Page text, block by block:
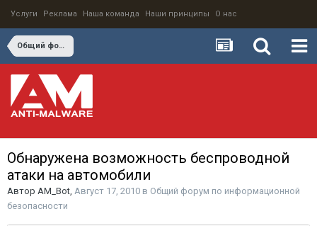
Услуги Реклама Наша команда Наши принципы О нас
Общий форум по информационной безопасности
Обнаружена возможность беспроводной
атаки на автомобили
Автор AM_Bot, Август 17, 2010 в Общий форум по информационной
безопасности